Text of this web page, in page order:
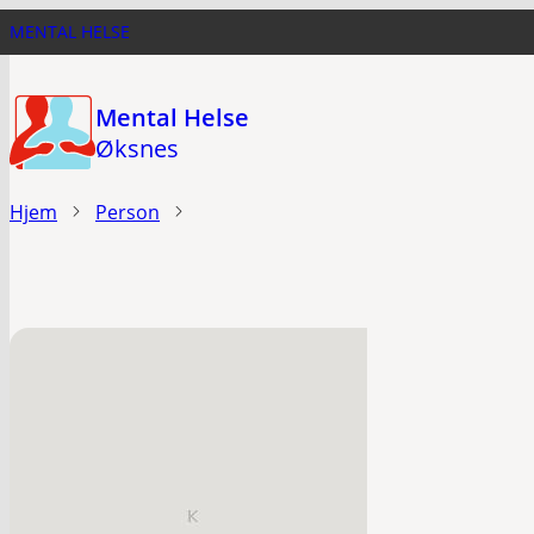
Hopp
til
hovedinnhold
MENTAL HELSE
Mental Helse
Øksnes
Hjem Person